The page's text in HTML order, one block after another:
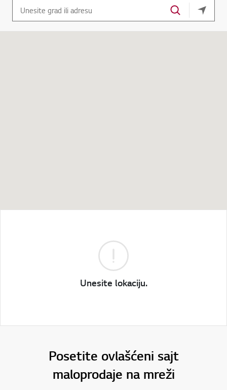
vaša
Unesite lokaciju.
Posetite ovlašćeni sajt
maloprodaje na mreži